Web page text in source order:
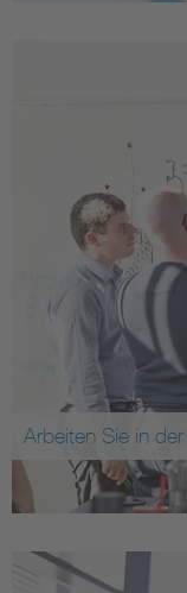
Arbeiten Sie in